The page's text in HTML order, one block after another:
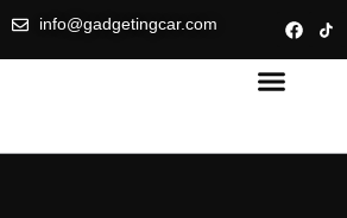
info@gadgetingcar.com